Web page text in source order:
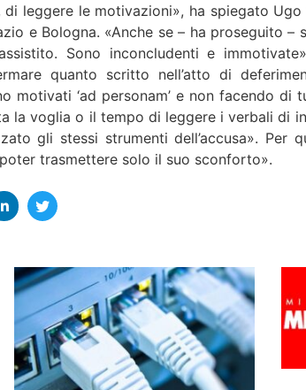
di leggere le motivazioni», ha spiegato
e Bologna. «Anche se – ha proseguito –
Sono inconcludenti e
quanto scritto nell’atto di
motivati ‘ad personam’ e non facendo di
la voglia o il tempo di leggere i verbali di
gli stessi strumenti dell’accusa». Per
trasmettere solo il suo sconforto».